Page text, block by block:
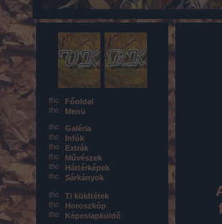
Főoldal
Menü
Galéria
Infók
Extrák
Művészek
Háttérképek
Sárkányok
Ti küldtétek
Horoszkóp
Képeslapküldő